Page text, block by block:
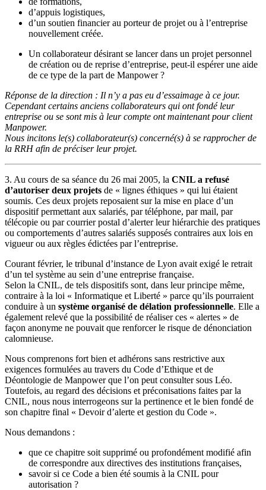
d’appuis logistiques,
d’un soutien financier au porteur de projet ou à l’entreprise
nouvellement créée.
Un collaborateur désirant se lancer dans un projet personnel
de création ou de reprise d’entreprise, peut-il espérer une aide
de ce type de la part de Manpower ?
Réponse de la direction : Il n’y a pas eu d’essaimage à ce jour.
Cependant certains anciens collaborateurs qui ont fondé leur
entreprise ou se sont mis à leur compte ont maintenant pour client
Manpower.
Nous incitons le(s) collaborateur(s) concerné(s) à se rapprocher de
la RRH afin de préciser leur projet.
3. Au cours de sa séance du 26 mai 2005, la CNIL a refusé
d’autoriser deux projets de « lignes éthiques » qui lui étaient
soumis. Ces deux projets reposaient sur la mise en place d’un
dispositif permettant aux salariés, par téléphone, par mail, par
télécopie ou par courrier postal d’alerter leur hiérarchie des pratiques
ou comportements d’autres salariés supposés contraires aux lois en
vigueur ou aux règles édictées par l’entreprise.
Courant février, le tribunal d’instance de Lyon avait exigé le retrait
d’un tel système au sein d’une entreprise française.
Selon la CNIL, de tels dispositifs sont, dans leur principe même,
contraire à la loi « Informatique et Liberté » parce qu’ils pourraient
conduire à un système organisé de délation professionnelle. Elle a
également relevé que la possibilité de réaliser ces « alertes » de
façon anonyme ne pouvait que renforcer le risque de dénonciation
calomnieuse.
Nous comprenons fort bien et adhérons sans restrictive aux
exigences formulées au travers du Code d’Ethique et de
Déontologie de Manpower que l’on peut consulter sous Léo.
Toutefois, au regard des décisions et préconisations faites par la
CNIL, nous nous interrogeons sur la pertinence et le bien fondé de
son chapitre final « Devoir d’alerte et gestion du Code ».
Nous demandons :
que ce chapitre soit supprimé ou profondément modifié afin
de correspondre aux directives des institutions françaises,
savoir si ce Code a bien été soumis à la CNIL pour
autorisation ?